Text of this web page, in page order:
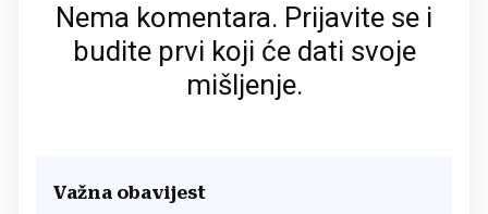
Nema komentara. Prijavite se i
budite prvi koji će dati svoje
mišljenje.
Važna obavijest